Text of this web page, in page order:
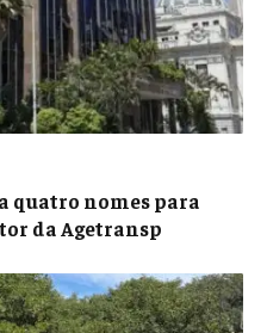
quatro nomes para
da Agetransp